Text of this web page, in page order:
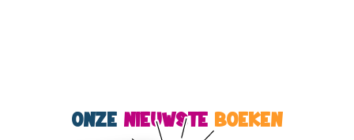
ONZE NIEUWSTE BOEKEN